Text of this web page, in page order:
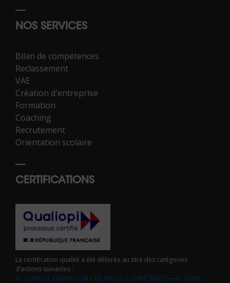
NOS SERVICES
Bilan de compétences
Reclassement
VAE
Création d'entreprise
Formation
Coaching
Recrutement
Orientation scolaire
CERTIFICATIONS
La certification qualité a été délivrée au titre des catégories
d’actions suivantes :
ACTIONS DE FORMATION – BILANS DE COMPÉTENCES–ACTIONS